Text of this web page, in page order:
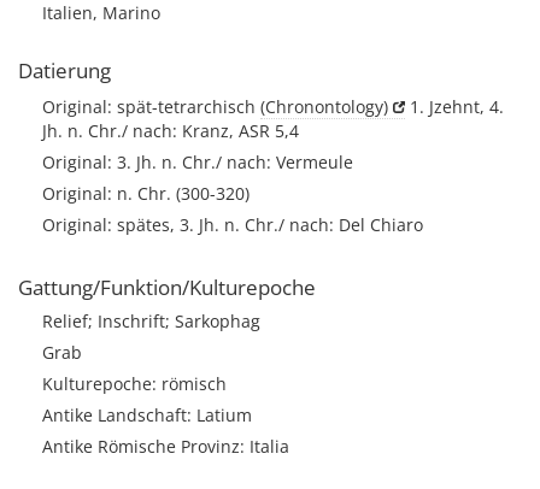
Italien, Marino
Datierung
Original: spät-tetrarchisch (Chronontology)
1. Jzehnt, 4.
Jh. n. Chr./ nach: Kranz, ASR 5,4
Original: 3. Jh. n. Chr./ nach: Vermeule
Original: n. Chr. (300-320)
Original: spätes, 3. Jh. n. Chr./ nach: Del Chiaro
Gattung/Funktion/Kulturepoche
Relief; Inschrift; Sarkophag
Grab
Kulturepoche: römisch
Antike Landschaft: Latium
Antike Römische Provinz: Italia